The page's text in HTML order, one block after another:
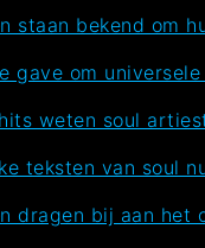
staan bekend om
gave om
weten soul
teksten van soul
dragen bij aan het